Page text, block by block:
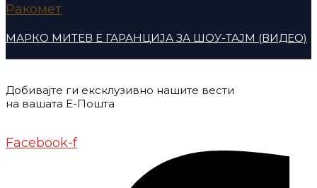
Ракомет
МАРКО МИТЕВ Е ГАРАНЦИЈА ЗА ШОУ-ТАЈМ (ВИДЕО)
Добивајте ги ексклузивно нашите вести
на вашата Е-Пошта
Facebook-f